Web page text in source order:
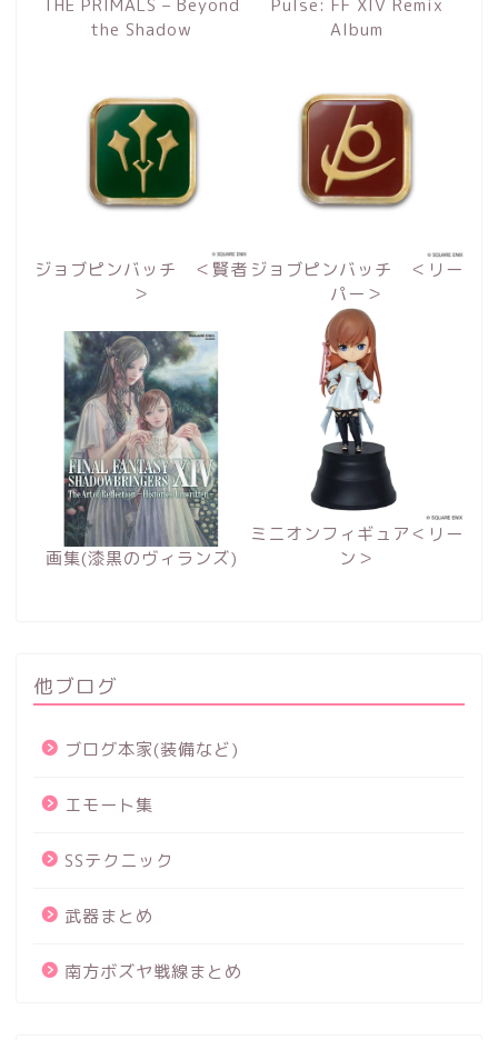
THE PRIMALS – Beyond
the Shadow
Pulse: FF XIV Remix
Album
ジョブピンバッチ ＜賢者
＞
ジョブピンバッチ ＜リー
パー＞
画集(漆黒のヴィランズ)
ミニオンフィギュア＜リー
ン＞
他ブログ
ブログ本家(装備など)
エモート集
SSテクニック
武器まとめ
南方ボズヤ戦線まとめ